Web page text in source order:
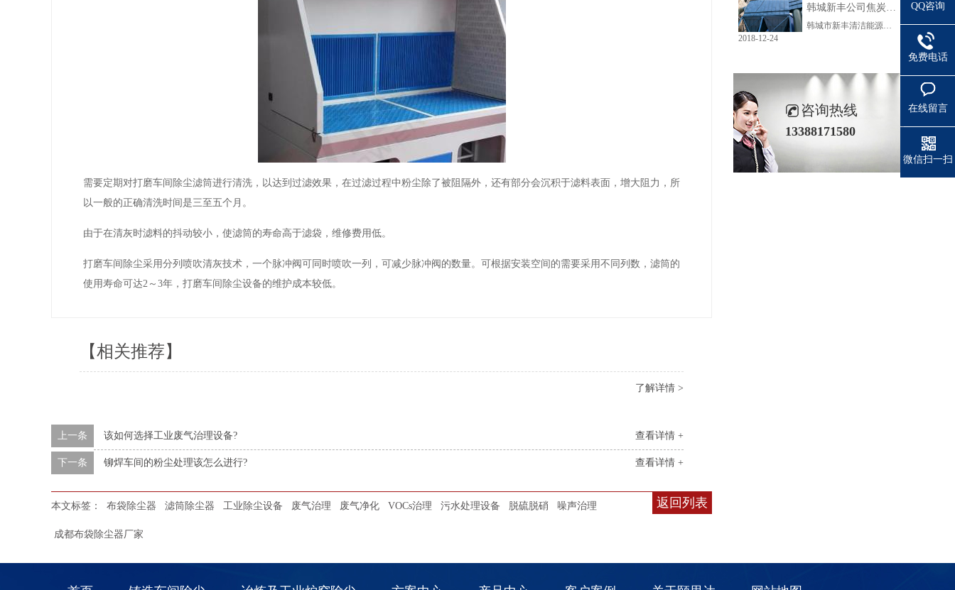
需要定期对打磨车间除尘滤筒进行清洗，以达到过滤效果，在过滤过程中粉尘除了被阻隔外，还有部分会沉积于滤料表面，增大阻力，所
以一般的正确清洗时间是三至五个月。
由于在清灰时滤料的抖动较小，使滤筒的寿命高于滤袋，维修费用低。
打磨车间除尘采用分列喷吹清灰技术，一个脉冲阀可同时喷吹一列，可减少脉冲阀的数量。可根据安装空间的需要采用不同列数，滤筒的
使用寿命可达2～3年，打磨车间除尘设备的维护成本较低。
【相关推荐】
了解详情 >
查看详情 +
上一条 该如何选择工业废气治理设备?
查看详情 +
下一条 铆焊车间的粉尘处理该怎么进行?
返回列表
本文标签： 布袋除尘器 滤筒除尘器 工业除尘设备 废气治理 废气净化 VOCs治理 污水处理设备 脱硫脱硝 噪声治理
成都布袋除尘器厂家
韩城新丰公司焦炭输送线除尘工程完美收官
韩城市新丰清洁能源科技有限公司隶属于上市公司黑猫焦化，焦炭输送线除尘系统于近期完美收官。该输送线共计500多米长，通过布置在高空走廊里的输送皮带连接为一条完整的生产线，过程分为投料、破碎、筛分、传送等工艺。整条输送线分四个转运站、两条分流线，将制备好的焦炭送入煤气生产工段。各个工艺阶段均有大量焦炭粉尘产生，这不仅严重影响现场职业卫生，而且因产尘点高，污染面覆盖范围广。
2018-12-24
咨询热线
13388171580
QQ咨询
免费电话
在线留言
微信扫一扫